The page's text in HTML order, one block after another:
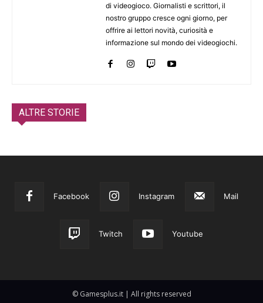
di videogioco. Giornalisti e scrittori, il
nostro gruppo cresce ogni giorno, per
offrire ai lettori novità, curiosità e
informazione sul mondo dei videogiochi.
ALTRE STORIE
Facebook Instagram Mail
Twitch Youtube
© Gamesplus.it | All rights reserved